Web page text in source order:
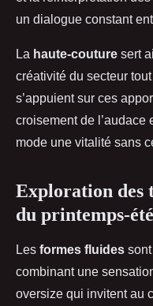
un dialogue constant
La haute-couture sert
créativité du secteur
s’appuient sur ces
croisement de l’audace
mode une vitalité sans
Exploration des
du printemps-
Les formes fluides
combinant une
oversize qui invitent au